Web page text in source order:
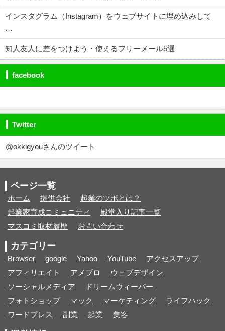
インスタグラム（Instagram）をウェブサイトに埋め込みして
…
知人友人に差をつけよう・使えるフリーメール5選
facebook
Twitter
@okkigyouさんのツイート
ページ一覧
ホーム 提供会社
起業のツボとは？
起業家育成コミュニティ
殿堂入り記事一覧
マスコミ取材履歴
お問い合わせ
カテゴリー
Browser google Yahoo YouTube
アクセスアップ
アフィリエイト
アメブロ
ウェブデザイン
ソーシャルメディア
ドリームウィーバー
フォトショップ
マック マーケティング
ライフハック
ワードプレス
副業 起業 集客